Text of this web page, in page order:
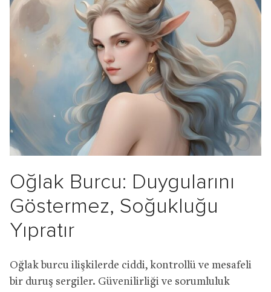
Oğlak Burcu: Duygularını
Göstermez, Soğukluğu
Yıpratır
Oğlak burcu ilişkilerde ciddi, kontrollü ve mesafeli
bir duruş sergiler. Güvenilirliği ve sorumluluk